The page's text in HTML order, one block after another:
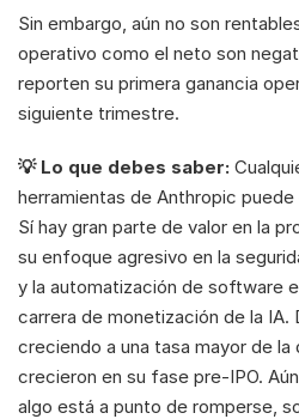
Sin embargo, aún no son
operativo como el neto son
reporten su primera ganancia
siguiente trimestre.
💡 Lo que debes saber:
herramientas de Anthropic
Sí hay gran parte de valor en la
su enfoque agresivo en la
y la automatización de software
carrera de monetización de la IA.
creciendo a una tasa mayor de
crecieron en su fase pre-IPO.
algo está a punto de romperse,